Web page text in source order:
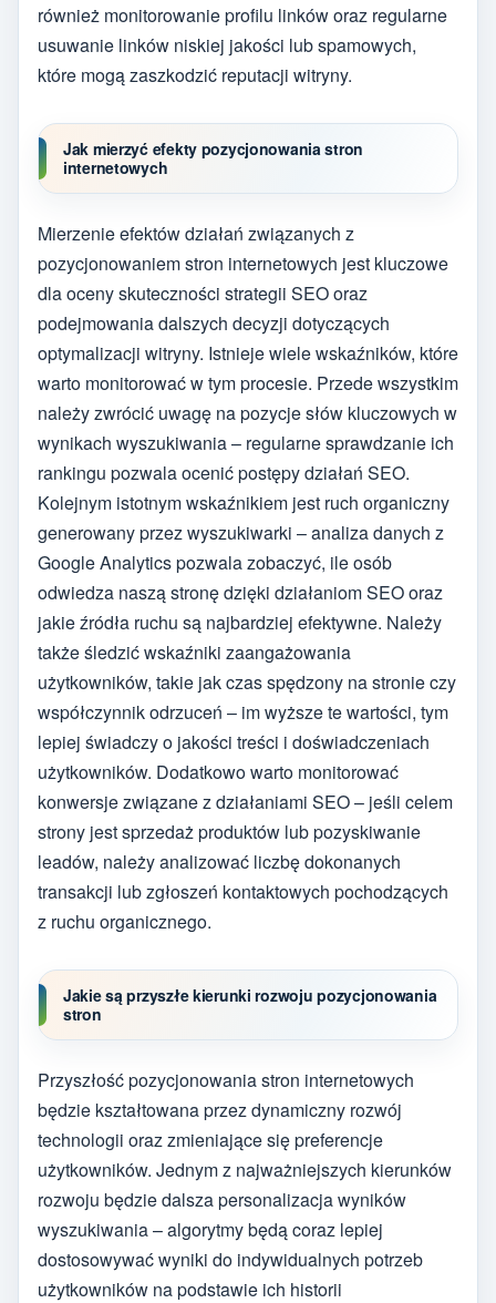
również monitorowanie profilu linków oraz regularne
usuwanie linków niskiej jakości lub spamowych,
które mogą zaszkodzić reputacji witryny.
Jak mierzyć efekty pozycjonowania stron
internetowych
Mierzenie efektów działań związanych z
pozycjonowaniem stron internetowych jest kluczowe
dla oceny skuteczności strategii SEO oraz
podejmowania dalszych decyzji dotyczących
optymalizacji witryny. Istnieje wiele wskaźników, które
warto monitorować w tym procesie. Przede wszystkim
należy zwrócić uwagę na pozycje słów kluczowych w
wynikach wyszukiwania – regularne sprawdzanie ich
rankingu pozwala ocenić postępy działań SEO.
Kolejnym istotnym wskaźnikiem jest ruch organiczny
generowany przez wyszukiwarki – analiza danych z
Google Analytics pozwala zobaczyć, ile osób
odwiedza naszą stronę dzięki działaniom SEO oraz
jakie źródła ruchu są najbardziej efektywne. Należy
także śledzić wskaźniki zaangażowania
użytkowników, takie jak czas spędzony na stronie czy
współczynnik odrzuceń – im wyższe te wartości, tym
lepiej świadczy o jakości treści i doświadczeniach
użytkowników. Dodatkowo warto monitorować
konwersje związane z działaniami SEO – jeśli celem
strony jest sprzedaż produktów lub pozyskiwanie
leadów, należy analizować liczbę dokonanych
transakcji lub zgłoszeń kontaktowych pochodzących
z ruchu organicznego.
Jakie są przyszłe kierunki rozwoju pozycjonowania
stron
Przyszłość pozycjonowania stron internetowych
będzie kształtowana przez dynamiczny rozwój
technologii oraz zmieniające się preferencje
użytkowników. Jednym z najważniejszych kierunków
rozwoju będzie dalsza personalizacja wyników
wyszukiwania – algorytmy będą coraz lepiej
dostosowywać wyniki do indywidualnych potrzeb
użytkowników na podstawie ich historii